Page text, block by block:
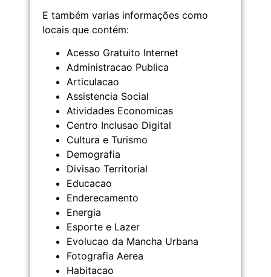
E também varias informações como
locais que contém:
Acesso Gratuito Internet
Administracao Publica
Articulacao
Assistencia Social
Atividades Economicas
Centro Inclusao Digital
Cultura e Turismo
Demografia
Divisao Territorial
Educacao
Enderecamento
Energia
Esporte e Lazer
Evolucao da Mancha Urbana
Fotografia Aerea
Habitacao